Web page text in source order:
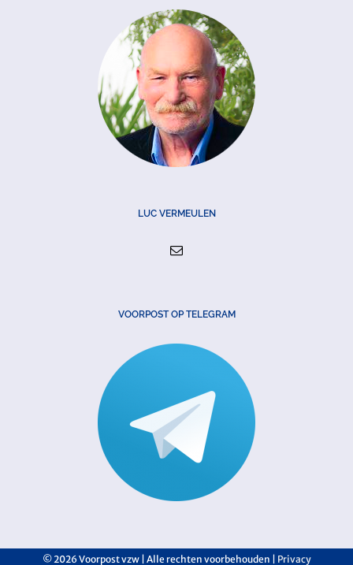
LUC VERMEULEN
VOORPOST OP TELEGRAM
©2026 Voorpost vzw | Alle rechten voorbehouden | Privacy